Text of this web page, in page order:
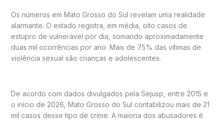
Os números em Mato Grosso do Sul revelam uma realidade
alarmante. O estado registra, em média, oito casos de
estupro de vulnerável por dia, somando aproximadamente
duas mil ocorrências por ano. Mais de 75% das vítimas de
violência sexual são crianças e adolescentes.
De acordo com dados divulgados pela Sejusp, entre 2015 e
o início de 2026, Mato Grosso do Sul contabilizou mais de 21
mil casos desse tipo de crime. A maioria dos abusadores é